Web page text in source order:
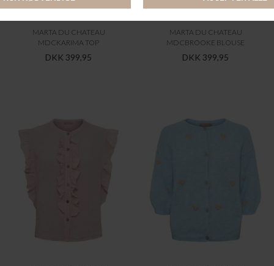
MARTA DU CHATEAU
MDCKARIMA TOP
DKK 399,95
MARTA DU CHATEAU
MDCBROOKE BLOUSE
DKK 399,95